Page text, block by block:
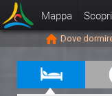
Mappa
Dove